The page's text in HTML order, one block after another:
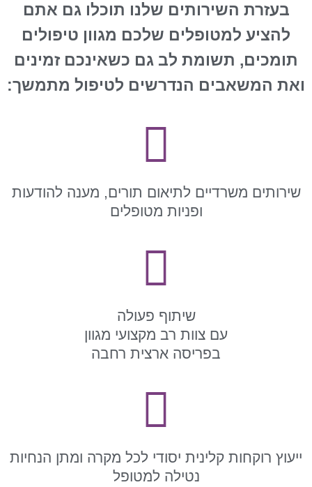
בעזרת השירותים שלנו תוכלו גם אתם
להציע למטופלים שלכם מגוון טיפולים
תומכים, תשומת לב גם כשאינכם זמינים
המשאבים הנדרשים לטיפול מתמשך:
שירותים משרדיים לתיאום תורים, מענה להודעות
ופניות מטופלים
שיתוף פעולה
עם צוות רב מקצועי מגוון
בפריסה ארצית רחבה
ייעוץ רוקחות קלינית יסודי לכל מקרה ומתן הנחיות
נטילה למטופל